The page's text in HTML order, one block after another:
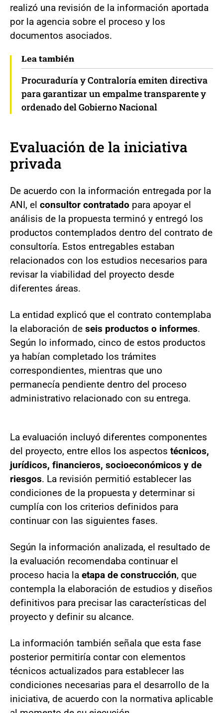
realizó una revisión de la información aportada
por la agencia sobre el proceso y los
documentos asociados.
Lea también
Procuraduría y Contraloría emiten directiva
para garantizar un empalme transparente y
ordenado del Gobierno Nacional
Evaluación de la iniciativa
privada
De acuerdo con la información entregada por la
ANI, el consultor contratado para apoyar el
análisis de la propuesta terminó y entregó los
productos contemplados dentro del contrato de
consultoría. Estos entregables estaban
relacionados con los estudios necesarios para
revisar la viabilidad del proyecto desde
diferentes áreas.
La entidad explicó que el contrato contemplaba
la elaboración de seis productos o informes.
Según lo informado, cinco de estos productos
ya habían completado los trámites
correspondientes, mientras que uno
permanecía pendiente dentro del proceso
administrativo relacionado con su entrega.
La evaluación incluyó diferentes componentes
del proyecto, entre ellos los aspectos técnicos,
jurídicos, financieros, socioeconómicos y de
riesgos. La revisión permitió establecer las
condiciones de la propuesta y determinar si
cumplía con los criterios definidos para
continuar con las siguientes fases.
Según la información analizada, el resultado de
la evaluación recomendaba continuar el
proceso hacia la etapa de construcción, que
contempla la elaboración de estudios y diseños
definitivos para precisar las características del
proyecto y definir su alcance.
La información también señala que esta fase
posterior permitiría contar con elementos
técnicos actualizados para establecer las
condiciones necesarias para el desarrollo de la
iniciativa, de acuerdo con la normativa aplicable